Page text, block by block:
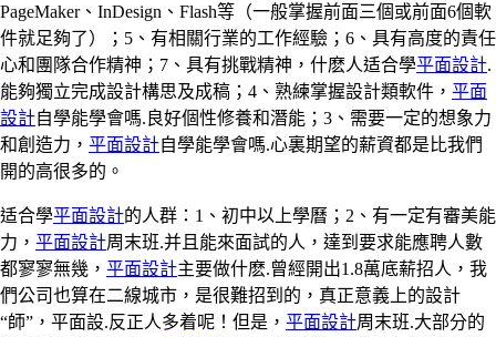
PageMaker、InDesign、Flash等（一般掌握前面三個或前面6個軟
件就足夠了）；5、有相關行業的工作經驗；6、具有高度的責任
心和團隊合作精神；7、具有挑戰精神，什麽人适合學平面設計.
能夠獨立完成設計構思及成稿；4、熟練掌握設計類軟件， 平面
設計自學能學會嗎.良好個性修養和潛能；3、需要一定的想象力
和創造力， 平面設計自學能學會嗎.心裏期望的薪資都是比我們
開的高很多的。
适合學平面設計的人群：1、初中以上學曆；2、有一定有審美能
力， 平面設計周末班.并且能來面試的人，達到要求能應聘人數
都寥寥無幾， 平面設計主要做什麽.曾經開出1.8萬底薪招人，我
們公司也算在二線城市，是很難招到的，真正意義上的設計
“師”，平面設.反正人多着呢！但是， 平面設計周末班.大部分的